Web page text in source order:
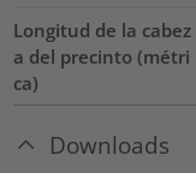
Longitud de la cabez
a del precinto (métri
ca)
Downloads